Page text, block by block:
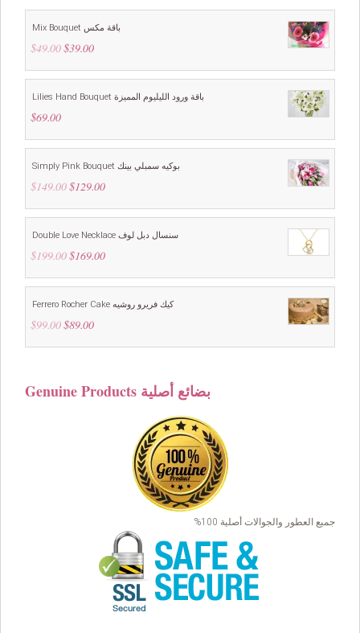
Mix Bouquet باقة مكس
$49.00 Original
was:
$39.00Current
is:
Lilies Hand Bouquet باقة ورود الليليوم المميزة
$69.00
Simply Pink Bouquet بوكيه سمبلي بينك
$149.00 Original
was:
$129.00Current
is:
Double Love Necklace سنسال دبل لوف
$199.00 Original
was:
$169.00Current
is:
Ferrero Rocher Cake كيك فريرو روشيه
$99.00 Original
was:
$89.00Current
is:
Genuine Products بضائع أصلية
جميع العطور والجوالات أصلية 100%